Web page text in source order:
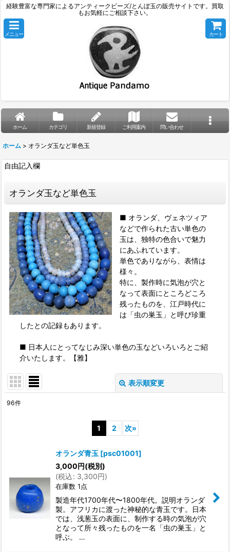
経験豊富な専門家によるアンティークビーズ/とんぼ玉の販売サイトです。買取
もお気軽にご相談下さい。
メニュー カート
ホーム カテゴリ 新規登録 ご利用案内 問い合わせ
ホーム > オランダ玉など単色玉
自由記入欄
オランダ玉など単色玉
■ オランダ、ヴェネツィア
などで作られた古い単色の
玉は、独特の色合いで魅力
にあふれています。
単色でありながら、表情は
様々。
特に、製作時に気泡が穴と
なって表面にところどころ
残ったものを、江戸時代に
は「虫の巣玉」と呼び珍重
したとの記録もあります。
■ 日本人にとってなじみ深い単色の玉などいろいろとご紹
介いたします。【雅】
表示順変更
絞り込む
96件
1 2 次»
オランダ青玉 [psc01001]
3,000円(税別)
(税込: 3,300円)
在庫数 1点
製造年代1700年代〜1800年代。説明オランダ
製。アフリカに渡った神秘的な青玉です。日本
では、浅葱玉の表面に、制作する時の気泡が穴
となって所々残ったものを一名「虫の巣玉」と
呼ぶ。 …